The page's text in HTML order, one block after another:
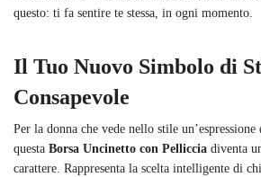
questo: ti fa sentire te stessa, in ogni momento.
Il Tuo Nuovo Simbolo di
Consapevole
Per la donna che vede nello stile
questa Borsa Uncinetto con Pelliccia diventa
carattere. Rappresenta la scelta intelligente di